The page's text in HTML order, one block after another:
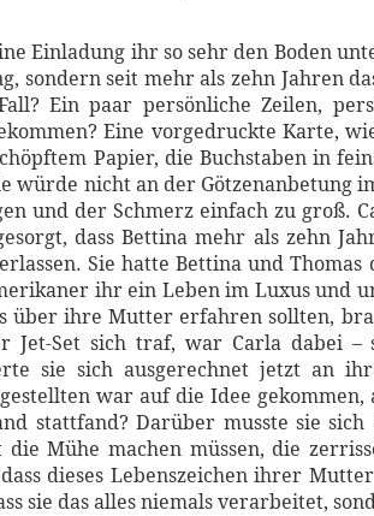
Einladung ihr so sehr den Boden
sondern seit mehr als zehn Jahren
Ein paar persönliche Zeilen,
Eine vorgedruckte Karte,
Papier, die Buchstaben in
würde nicht an der Götzenanbetung
und der Schmerz einfach zu groß.
dass Bettina mehr als zehn
Sie hatte Bettina und
ihr ein Leben im Luxus und
über ihre Mutter erfahren sollten,
Jet-Set sich traf, war Carla dabei –
sie sich ausgerechnet jetzt an
war auf die Idee gekommen,
stattfand? Darüber musste sie
Mühe machen müssen, die
dieses Lebenszeichen ihrer
sie das alles niemals verarbeitet,